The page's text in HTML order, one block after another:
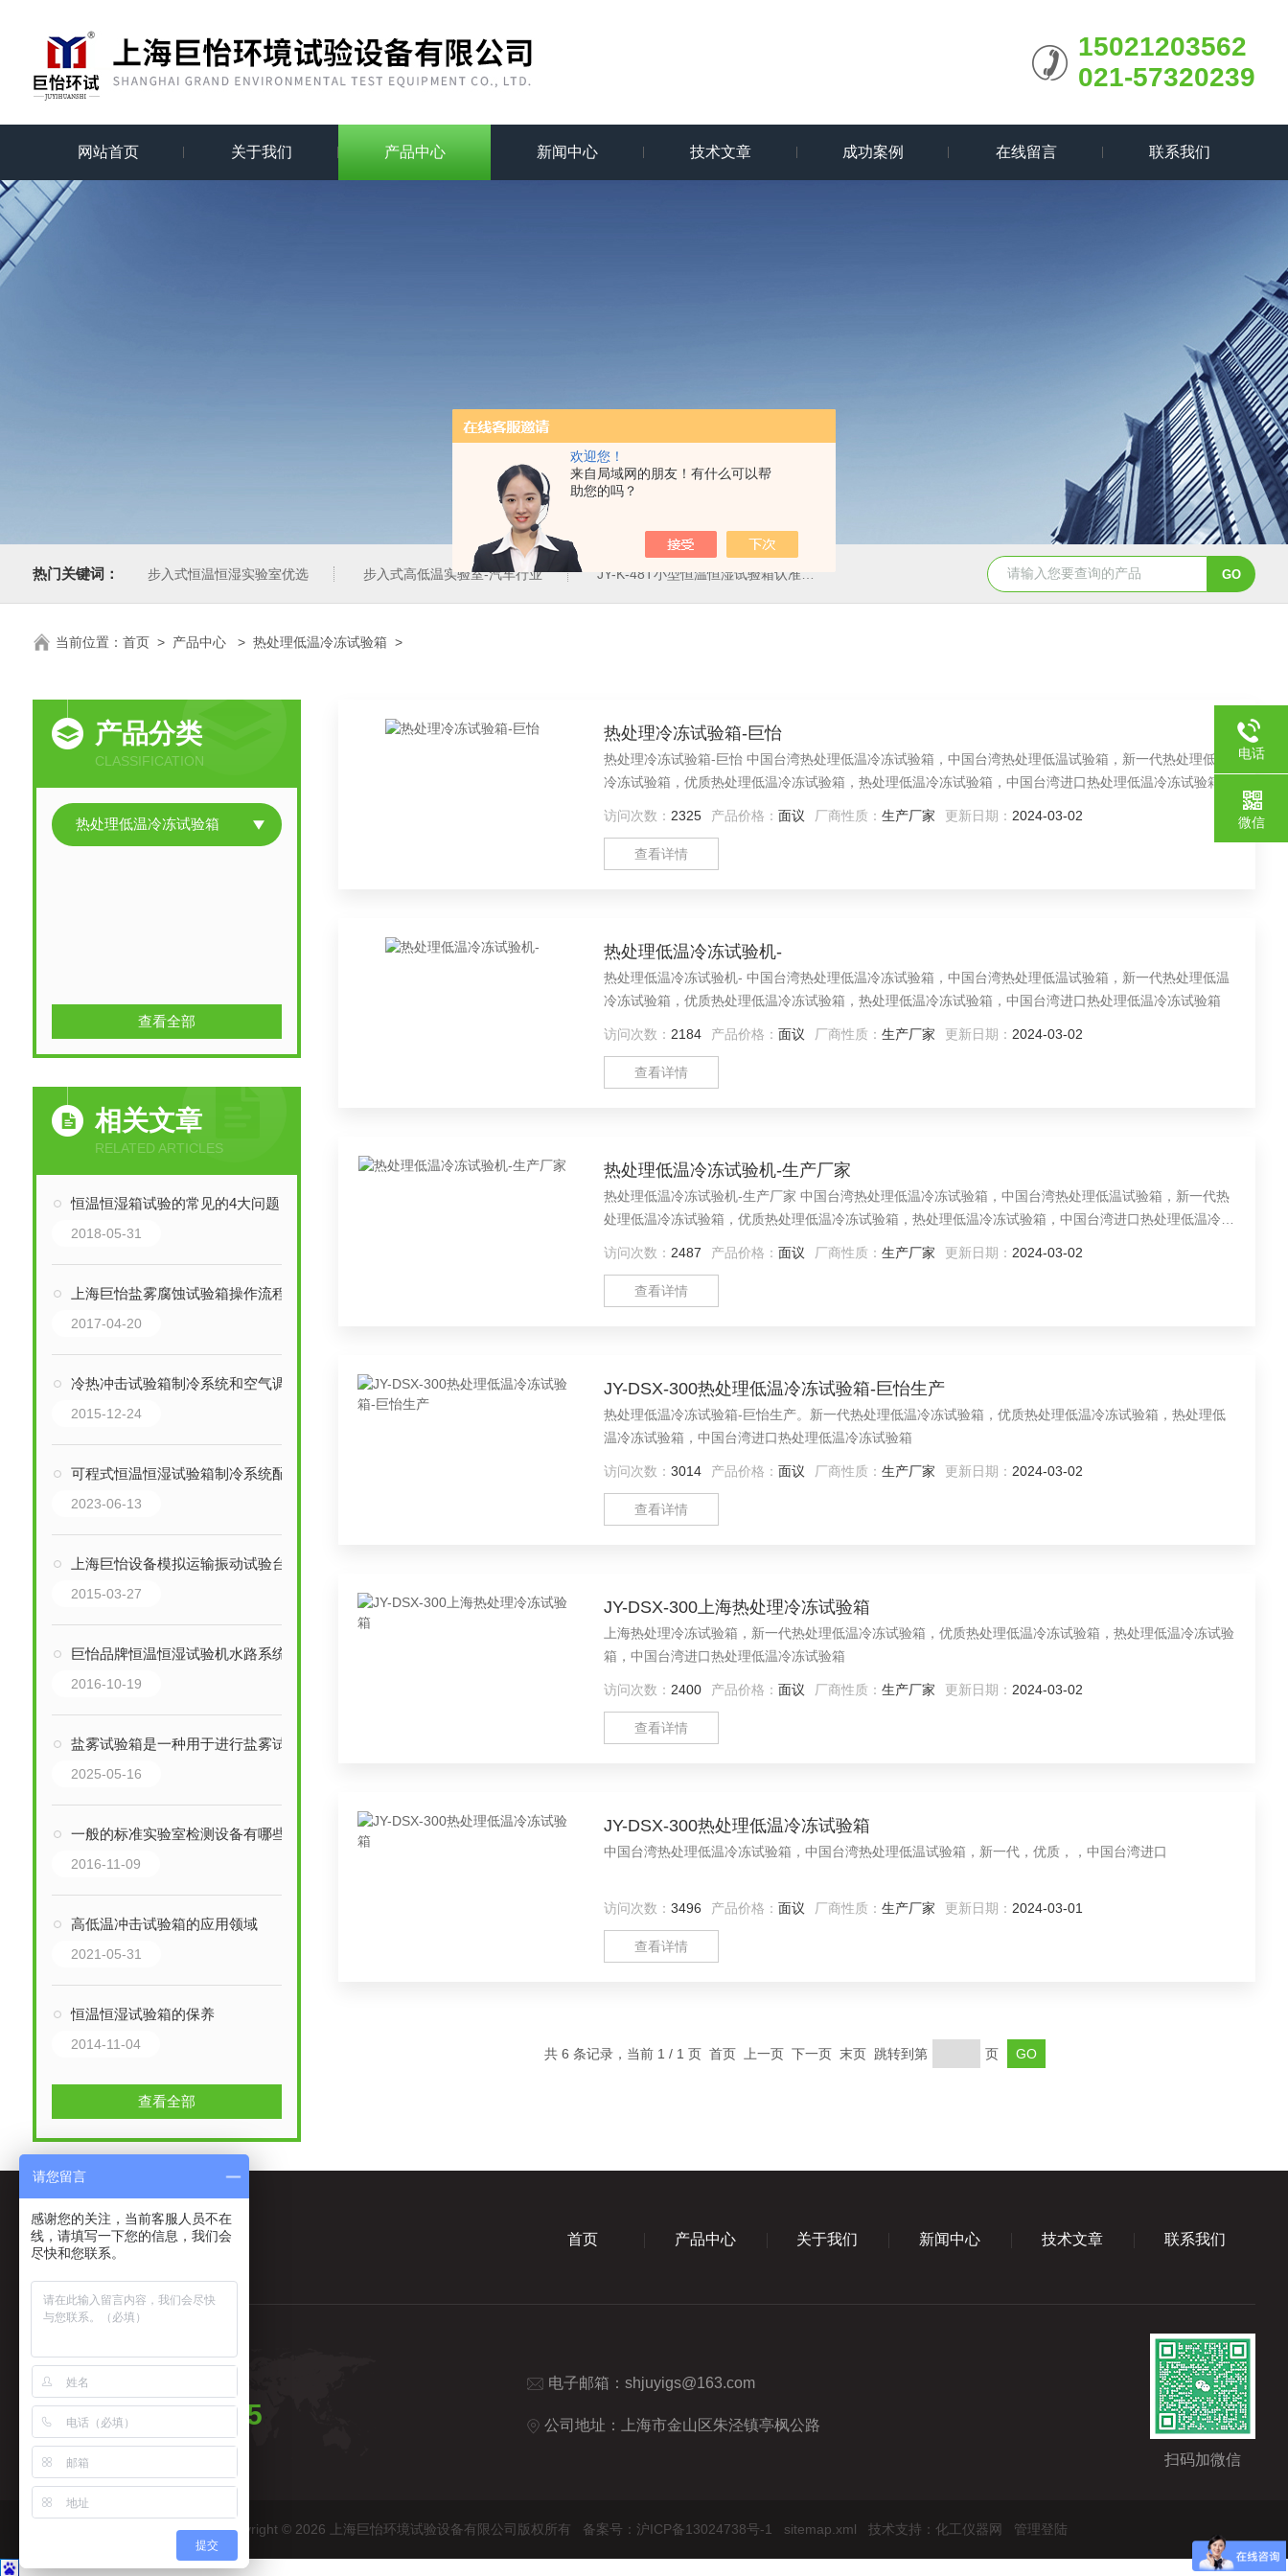
欢迎您！
来自局域网的朋友！有什么可以帮
助您的吗？
15021203562
021-57320239
网站首页 关于我们 产品中心 新闻中心 技术文章 成功案例 在线留言 联系我们
热门关键词： 步入式恒温恒湿实验室优选 步入式高低温实验室-汽车行业 JY-K-48T小型恒温恒湿试验箱认准巨怡环试 JY-K-48T小型恒温恒湿试验箱半导体行业专用 JY-K-
当前位置： 首页> 产品中心 > 热处理低温冷冻试验箱 >
产品分类
CLASSIFICATION
热处理低温冷冻试验箱
查看全部
相关文章
RELATED ARTICLES
恒温恒湿箱试验的常见的4大问题及处理方法
2018-05-31
上海巨怡盐雾腐蚀试验箱操作流程
2017-04-20
冷热冲击试验箱制冷系统和空气调节系统
2015-12-24
可程式恒温恒湿试验箱制冷系统配件损坏该如何更换
2023-06-13
上海巨怡设备模拟运输振动试验台的作用
2015-03-27
巨怡品牌恒温恒湿试验机水路系统清理方法：
2016-10-19
盐雾试验箱是一种用于进行盐雾试验的设备
2025-05-16
一般的标准实验室检测设备有哪些？
2016-11-09
高低温冲击试验箱的应用领域
2021-05-31
恒温恒湿试验箱的保养
2014-11-04
查看全部
热处理冷冻试验箱-巨怡
热处理冷冻试验箱-巨怡 中国台湾热处理低温冷冻试验箱，中国台湾热处理低温试验箱，新一代热处理低温
冷冻试验箱，优质热处理低温冷冻试验箱，热处理低温冷冻试验箱，中国台湾进口热处理低温冷冻试验箱
访问次数： 2325 产品价格： 面议 厂商性质： 生产厂家 更新日期： 2024-03-02
查看详情
热处理低温冷冻试验机-
热处理低温冷冻试验机- 中国台湾热处理低温冷冻试验箱，中国台湾热处理低温试验箱，新一代热处理低温
冷冻试验箱，优质热处理低温冷冻试验箱，热处理低温冷冻试验箱，中国台湾进口热处理低温冷冻试验箱
访问次数： 2184 产品价格： 面议 厂商性质： 生产厂家 更新日期： 2024-03-02
查看详情
热处理低温冷冻试验机-生产厂家
热处理低温冷冻试验机-生产厂家 中国台湾热处理低温冷冻试验箱，中国台湾热处理低温试验箱，新一代热
处理低温冷冻试验箱，优质热处理低温冷冻试验箱，热处理低温冷冻试验箱，中国台湾进口热处理低温冷冻
访问次数： 2487 产品价格： 面议 厂商性质： 生产厂家 更新日期： 2024-03-02
查看详情
JY-DSX-300热处理低温冷冻试验箱-巨怡生产
热处理低温冷冻试验箱-巨怡生产。新一代热处理低温冷冻试验箱，优质热处理低温冷冻试验箱，热处理低
温冷冻试验箱，中国台湾进口热处理低温冷冻试验箱
访问次数： 3014 产品价格： 面议 厂商性质： 生产厂家 更新日期： 2024-03-02
查看详情
JY-DSX-300上海热处理冷冻试验箱
上海热处理冷冻试验箱，新一代热处理低温冷冻试验箱，优质热处理低温冷冻试验箱，热处理低温冷冻试验
箱，中国台湾进口热处理低温冷冻试验箱
访问次数： 2400 产品价格： 面议 厂商性质： 生产厂家 更新日期： 2024-03-02
查看详情
JY-DSX-300热处理低温冷冻试验箱
中国台湾热处理低温冷冻试验箱，中国台湾热处理低温试验箱，新一代，优质，，中国台湾进口
访问次数： 3496 产品价格： 面议 厂商性质： 生产厂家 更新日期： 2024-03-01
查看详情
共 6 条记录，当前 1 / 1 页 首页 上一页 下一页 末页 跳转到第 页
首页 产品中心 关于我们 新闻中心 技术文章 联系我们
4006365665
电子邮箱：shjuyigs@163.com
公司地址：上海市金山区朱泾镇亭枫公路
扫码加微信
Copyright © 2026 上海巨怡环境试验设备有限公司版权所有 备案号：沪ICP备13024738号-1 sitemap.xml 技术支持：化工仪器网 管理登陆
电话
微信
请您留言
感谢您的关注，当前客服人员不在
线，请填写一下您的信息，我们会
尽快和您联系。
提交